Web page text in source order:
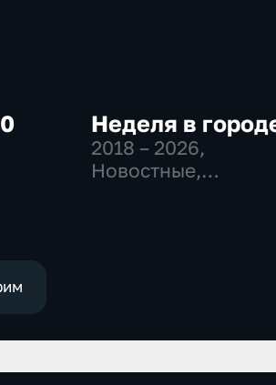
Неделя в
2018 – 2026,
Новостные,